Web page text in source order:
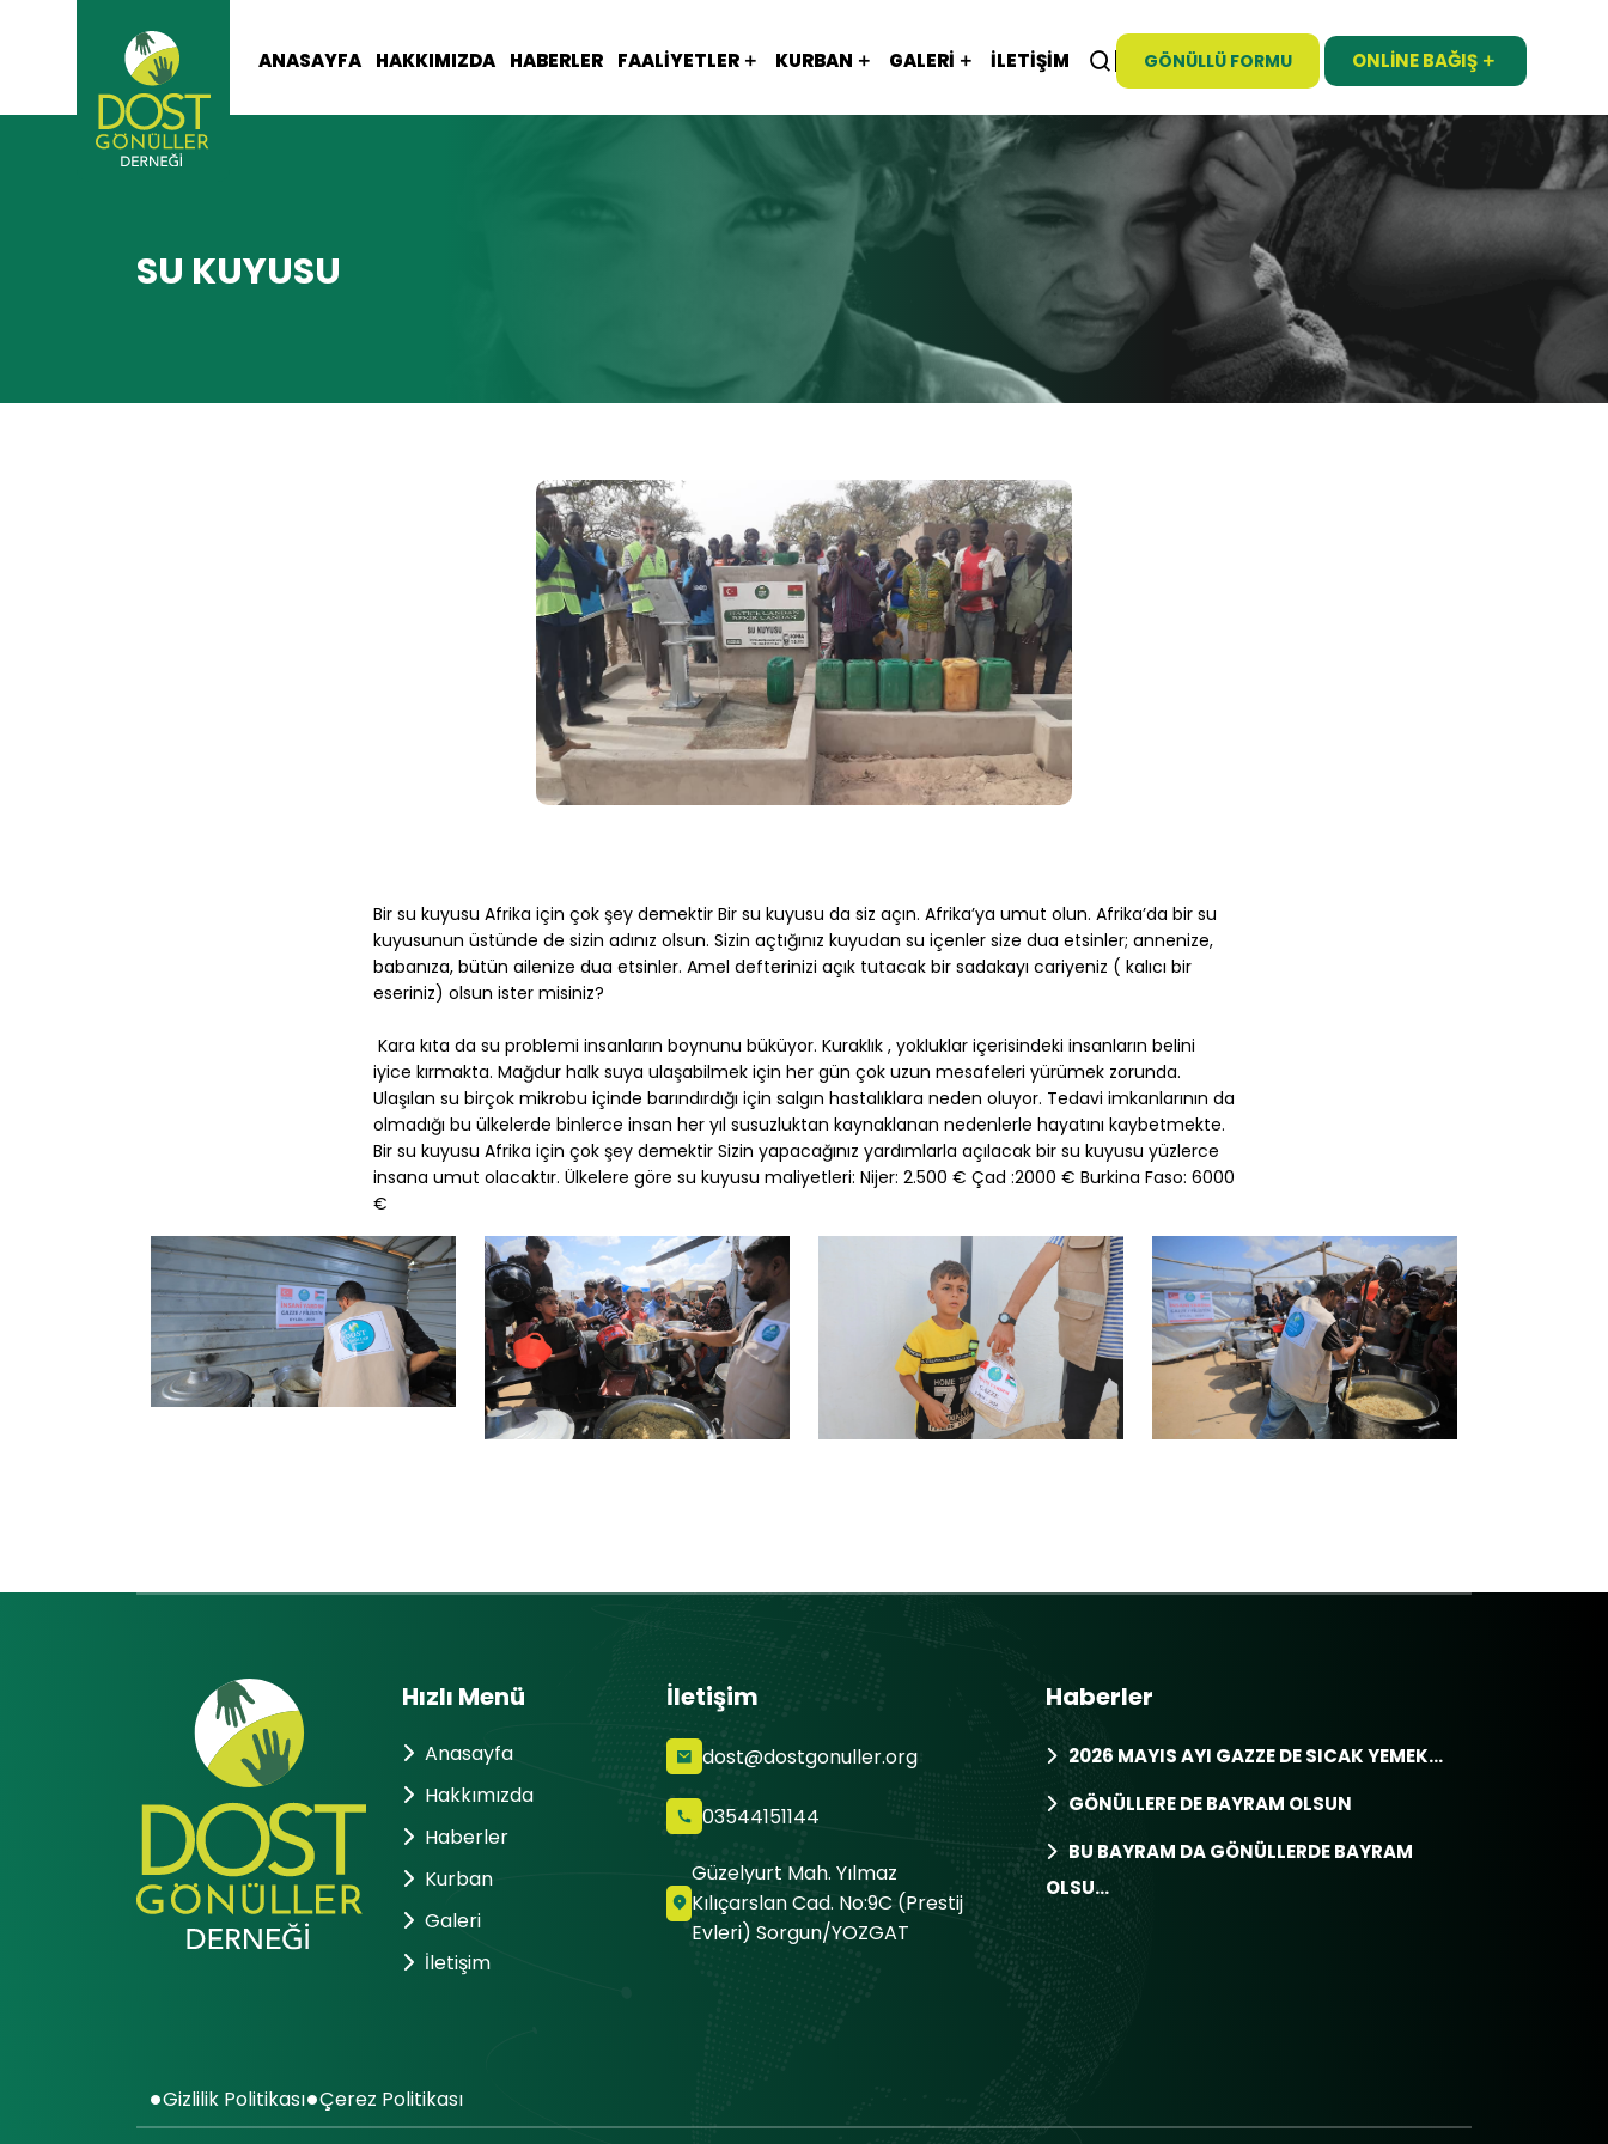
ANASAYFA HAKKIMIZDA HABERLER FAALIYETLER KURBAN GALERI İLETIŞIM GÖNÜLLÜ FORMU ONLINE BAĞIŞ
SU KUYUSU
Bir su kuyusu Afrika için çok şey demektir Bir su kuyusu da siz açın. Afrika’ya umut olun. Afrika’da bir su
kuyusunun üstünde de sizin adınız olsun. Sizin açtığınız kuyudan su içenler size dua etsinler; annenize,
babanıza, bütün ailenize dua etsinler. Amel defterinizi açık tutacak bir sadakayı cariyeniz ( kalıcı bir
eseriniz) olsun ister misiniz?
Kara kıta da su problemi insanların boynunu büküyor. Kuraklık , yokluklar içerisindeki insanların belini
iyice kırmakta. Mağdur halk suya ulaşabilmek için her gün çok uzun mesafeleri yürümek zorunda.
Ulaşılan su birçok mikrobu içinde barındırdığı için salgın hastalıklara neden oluyor. Tedavi imkanlarının da
olmadığı bu ülkelerde binlerce insan her yıl susuzluktan kaynaklanan nedenlerle hayatını kaybetmekte.
Bir su kuyusu Afrika için çok şey demektir Sizin yapacağınız yardımlarla açılacak bir su kuyusu yüzlerce
insana umut olacaktır. Ülkelere göre su kuyusu maliyetleri: Nijer: 2.500 € Çad :2000 € Burkina Faso: 6000
€
Hızlı Menü
Anasayfa
Hakkımızda
Haberler
Kurban
Galeri
İletişim
İletişim
dost@dostgonuller.org
03544151144
Güzelyurt Mah. Yılmaz
Kılıçarslan Cad. No:9C (Prestij
Evleri) Sorgun/YOZGAT
Haberler
2026 MAYIS AYI GAZZE DE SICAK YEMEK...
GÖNÜLLERE DE BAYRAM OLSUN
BU BAYRAM DA GÖNÜLLERDE BAYRAM
OLSU...
Gizlilik Politikası Çerez Politikası